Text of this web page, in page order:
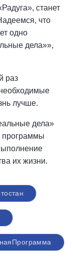
станет
что
одно
дела»»,
раз
лучше.
дела»
программы
их жизни.